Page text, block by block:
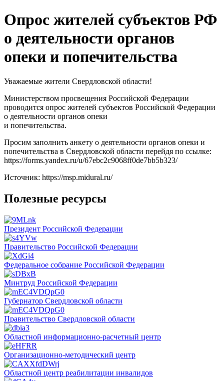
Опрос жителей субъектов РФ
о деятельности органов
опеки и попечительства
Уважаемые жители Свердловской области!
Министерством просвещения Российской Федерации
проводится опрос жителей субъектов Российской Федерации
о деятельности органов опеки
и попечительства.
Просим заполнить анкету о деятельности органов опеки и
попечительства в Свердловской области перейдя по ссылке:
https://forms.yandex.ru/u/67ebc2c9068ff0de7bb5b323/
Источник: https://msp.midural.ru/
Полезные ресурсы
Президент Российской Федерации
Правительство Российской Федерации
Федеральное собрание Российской Федерации
Минтруд Российской Федерации
Губернатор Свердловской области
Правительство Свердловской области
Областной информационно-расчетный центр
Организационно-методический центр
Областной центр реабилитации инвалидов